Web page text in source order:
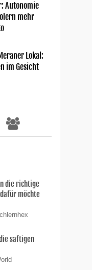
Autonomie
mehr
Lokal:
im Gesicht
die richtige
möchte
saftigen